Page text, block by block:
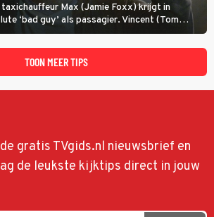
Max (Jamie Foxx) krijgt in
‘bad guy’ als passagier. Vincent (Tom
om hem de stad door te loodsen om een
TOON MEER TIPS
gratis TVgids.nl nieuwsbrief en
de leukste kijktips direct in jouw